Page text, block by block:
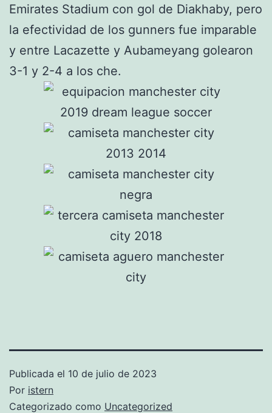
Emirates Stadium con gol de Diakhaby, pero
la efectividad de los gunners fue imparable
y entre Lacazette y Aubameyang golearon
3-1 y 2-4 a los che.
Publicada el 10 de julio de 2023
Por istern
Categorizado como Uncategorized